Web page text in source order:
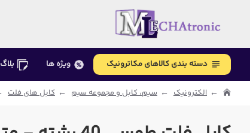
دسته بندی کالاهای مکاترونیک ویژه ها بلاگ
الکترونیک سیم، کابل و مجموعه سیم کابل های فلت